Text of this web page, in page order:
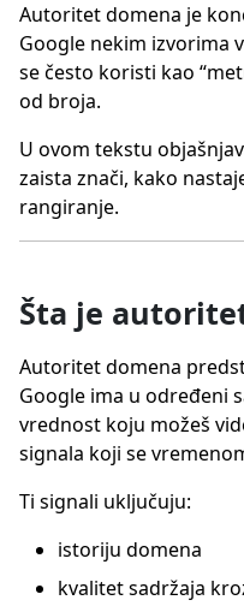
Autoritet domena je
Google nekim izvorima
se često koristi kao
od broja.
U ovom tekstu
zaista znači, kako
rangiranje.
Šta je
Autoritet domena
Google ima u određeni
vrednost koju možeš
signala koji se
Ti signali uključuju:
istoriju domena
kvalitet sadržaja